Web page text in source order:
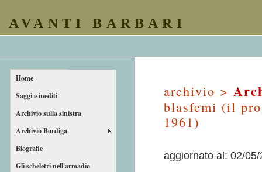
AVANTI BARBARI
Home
Saggi e inediti
Archivio sulla sinistra
Archivio Bordiga
Biografie
Gli scheletri nell'armadio
archivio >
blasfemi (il
1961)
aggiornato al: 02/05/